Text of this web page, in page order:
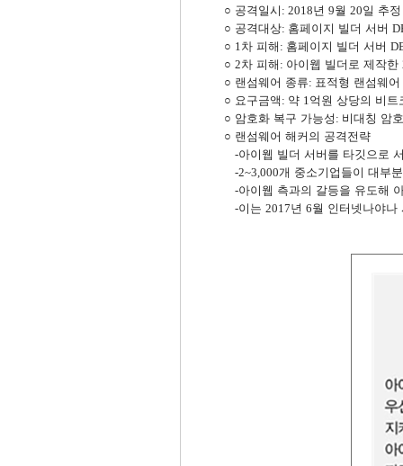
○ 공격일시 : 2018년 9월 20일 추정
○ 공격대상: 홈페이지 빌더 서버
○ 1차 피해 : 홈페이지 빌더 서버
○ 2차 피해 : 아이웹 빌더로 제작한
○ 랜섬웨어 종류: 표적형 랜섬웨어
○ 요구금액 : 약 1억원 상당의 비트
○ 암호화 복구 가능성 : 비대칭 암
○ 랜섬웨어 해커의 공격전략
-아이웹 빌더 서버를 타깃으로
-2~3,000개 중소기업들이 대부
-아이웹 측과의 갈등을 유도해
-이는 2017년 6월 인터넷나야나